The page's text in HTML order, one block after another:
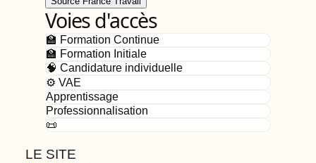
Voies d'accès
🏫 Formation Continue
🏫 Formation Initiale
🧠 Candidature individuelle
⚙️ VAE
Apprentissage
Professionnalisation
📜
LE SITE